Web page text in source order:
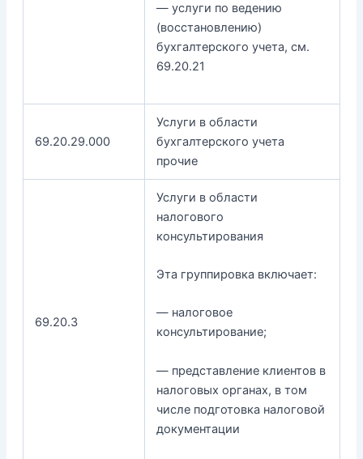
— услуги по ведению
(восстановлению)
бухгалтерского учета, см.
69.20.21
69.20.29.000
Услуги в области
бухгалтерского учета
прочие
69.20.3
Услуги в области
налогового
консультирования
Эта группировка включает:
— налоговое
консультирование;
— представление клиентов в
налоговых органах, в том
числе подготовка налоговой
документации